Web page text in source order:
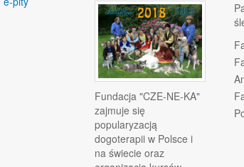
Fundacja "CZE-NE-KA"
zajmuje się
popularyzacją
dogoterapii w Polsce i
na świecie oraz